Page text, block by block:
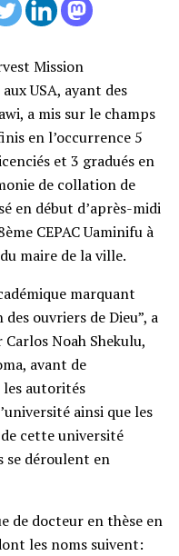
Mission
USA, ayant des
a mis sur le champs
en l’occurrence 5
et 3 gradués en
de collation de
en début d’après-midi
CEPAC Uaminifu à
maire de la ville.
marquant
ouvriers de Dieu”, a
Noah Shekulu,
avant de
autorités
ainsi que les
cette université
se déroulent en
de docteur en thèse en
les noms suivent: